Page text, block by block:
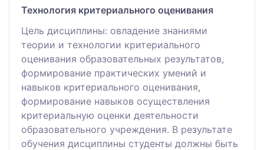
Технология критериального оценивания
Цель дисциплины: овладение знаниями
теории и технологии критериального
оценивания образовательных результатов,
формирование практических умений и
навыков критериального оценивания,
формирование навыков осуществления
критериальную оценки деятельности
образовательного учреждения. В результате
обучения дисциплины студенты должны быть